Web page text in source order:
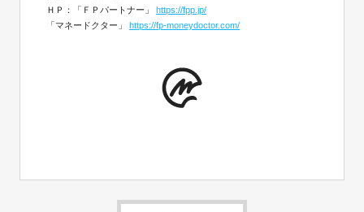
ＨＰ：「ＦＰパートナー」 https://fpp.jp/
「マネードクター」 https://fp-moneydoctor.com/